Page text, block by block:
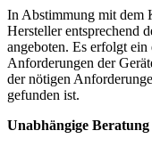
In Abstimmung mit dem
Hersteller entsprechend
angeboten. Es erfolgt
Anforderungen der
der nötigen
gefunden ist.
Unabhängige Beratung